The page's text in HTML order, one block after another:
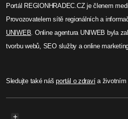
Portál REGIONHRADEC.CZ je členem
Provozovatelem sítě regionálních a
UNIWEB. Online agentura UNIWEB byla
tvorbu webů, SEO služby a online
Sledujte také nášportál o zdravía životním
+